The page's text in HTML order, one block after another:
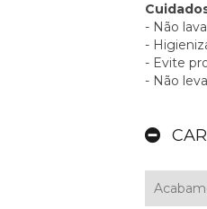
- Não
-
- Evite
- Não